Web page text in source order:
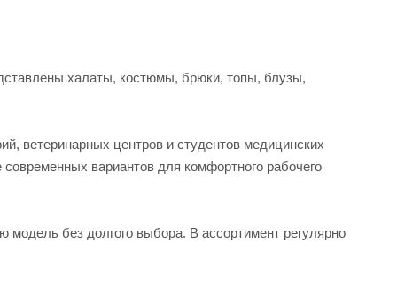
халаты, костюмы, брюки, топы, блузы,
ветеринарных центров и студентов медицинских
вариантов для комфортного рабочего
модель без долгого выбора. В ассортимент регулярно